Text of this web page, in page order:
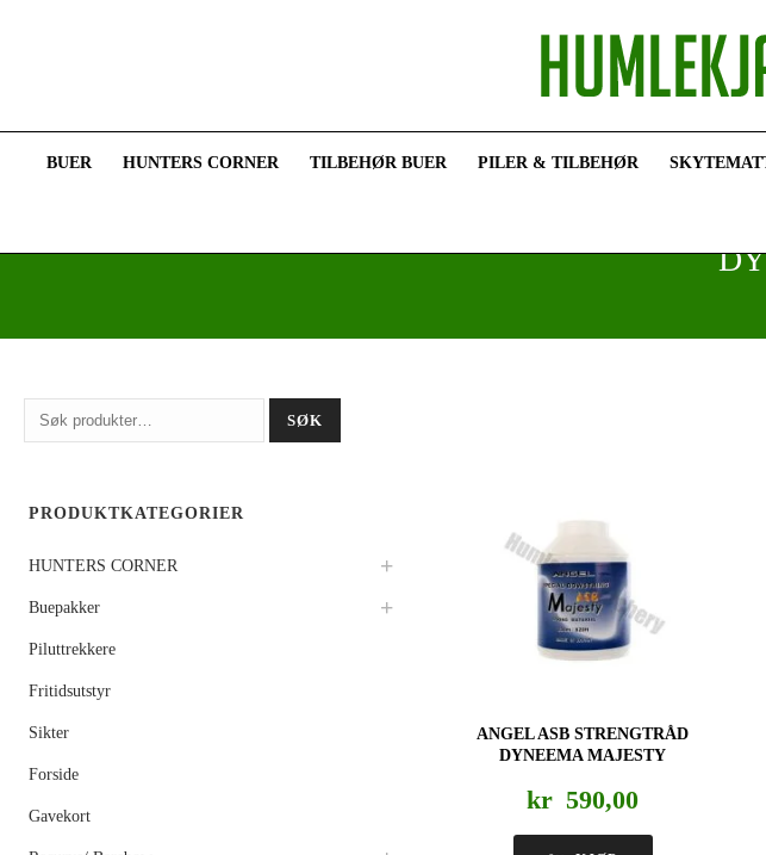
BUER HUNTERS CORNER TILBEHØR BUER PILER & TILBEHØR
ANGEL ASB STRENGTRÅD
DYNEEMA MAJESTY
kr 590,00
Søk
etter:
SØK
PRODUKTKATEGORIER
HUNTERS CORNER
Buepakker
Piluttrekkere
Fritidsutstyr
Sikter
Forside
Gavekort